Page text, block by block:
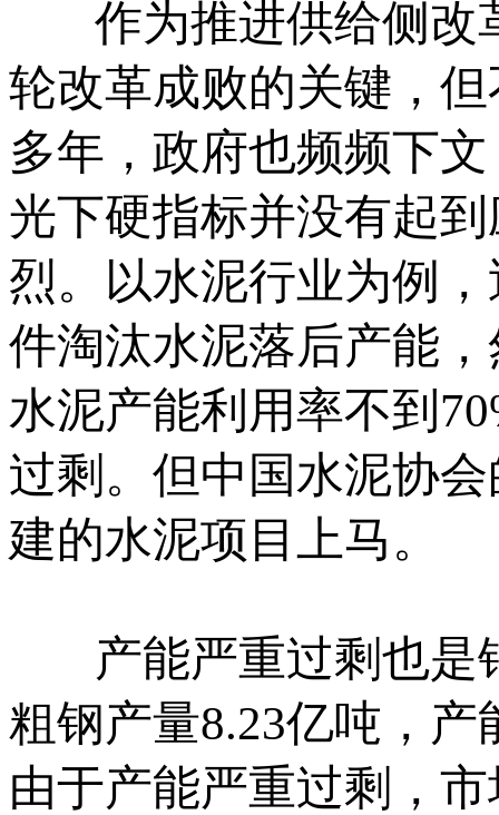
作为推进供给侧改
轮改革成败的关键，
多年，政府也频频下
光下硬指标并没有起
烈。以水泥行业为例
件淘汰水泥落后产能
水泥产能利用率不到
过剩。但中国水泥协
建的水泥项目上马。
产能严重过剩也是
粗钢产量8.23亿吨，
由于产能严重过剩，